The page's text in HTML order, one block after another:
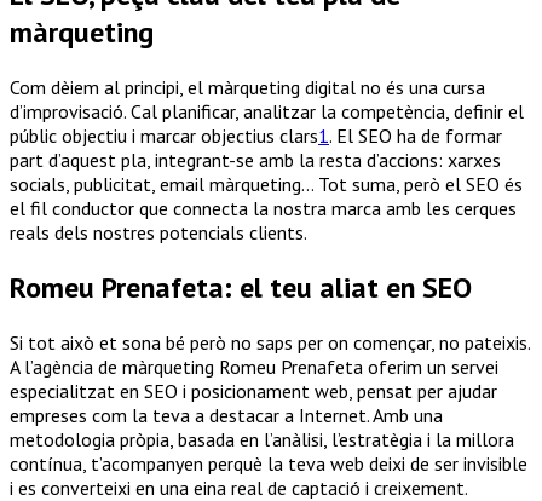
màrqueting
Com dèiem al principi, el màrqueting digital no és una cursa
d’improvisació. Cal planificar, analitzar la competència, definir el
públic objectiu i marcar objectius clars1. El SEO ha de formar
part d’aquest pla, integrant-se amb la resta d’accions: xarxes
socials, publicitat, email màrqueting… Tot suma, però el SEO és
el fil conductor que connecta la nostra marca amb les cerques
reals dels nostres potencials clients.
Romeu Prenafeta: el teu aliat en SEO
Si tot això et sona bé però no saps per on començar, no pateixis.
A l’agència de màrqueting Romeu Prenafeta oferim un servei
especialitzat en SEO i posicionament web, pensat per ajudar
empreses com la teva a destacar a Internet. Amb una
metodologia pròpia, basada en l’anàlisi, l’estratègia i la millora
contínua, t’acompanyen perquè la teva web deixi de ser invisible
i es converteixi en una eina real de captació i creixement.